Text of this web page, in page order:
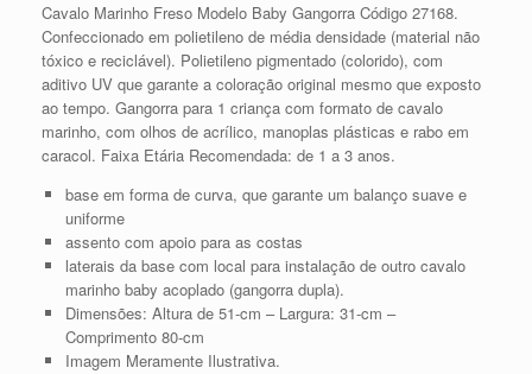
Cavalo Marinho Freso Modelo Baby Gangorra Código 27168.
Confeccionado em polietileno de média densidade (material não
tóxico e reciclável). Polietileno pigmentado (colorido), com
aditivo UV que garante a coloração original mesmo que exposto
ao tempo. Gangorra para 1 criança com formato de cavalo
marinho, com olhos de acrílico, manoplas plásticas e rabo em
caracol. Faixa Etária Recomendada: de 1 a 3 anos.
base em forma de curva, que garante um balanço suave e
uniforme
assento com apoio para as costas
laterais da base com local para instalação de outro cavalo
marinho baby acoplado (gangorra dupla).
Dimensões: Altura de 51-cm – Largura: 31-cm –
Comprimento 80-cm
Imagem Meramente Ilustrativa.